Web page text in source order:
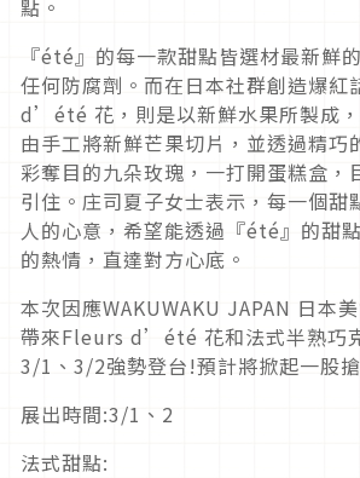
點。
『été』的每一款甜點皆選材最新鮮
任何防腐劑。而在日本社群創造爆紅
d’été 花，則是以新鮮水果所製成
由手工將新鮮芒果切片，並透過精巧
彩奪目的九朵玫瑰，一打開蛋糕盒，
引住。庄司夏子女士表示，每一個甜
人的心意，希望能透過『été』的甜
的熱情，直達對方心底。
本次因應WAKUWAKU JAPAN 日本
帶來Fleurs d’été 花和法式半熟巧
3/1、3/2強勢登台!預計將掀起一股
展出時間:3/1、2
法式甜點: